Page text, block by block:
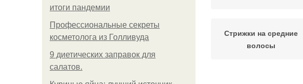
итоги пандемии
Профессиональные секреты
косметолога из Голливуда
9 диетических заправок для
салатов.
Стрижки на средние
волосы